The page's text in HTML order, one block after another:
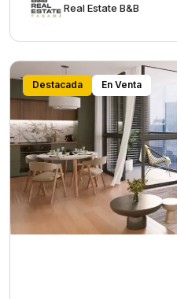
Rеаl Еstаtе В&В
Destacada En Venta